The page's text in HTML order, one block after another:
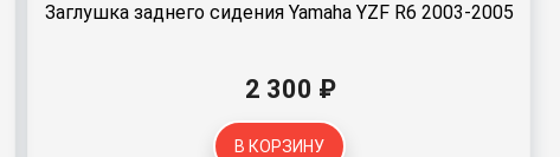
Заглушка заднего сидения Yamaha YZF R6 2003-2005
2 300 ₽
В КОРЗИНУ